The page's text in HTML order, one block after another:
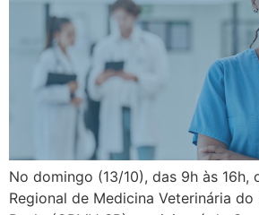
No domingo (13/10), das 9h às 16h,
Regional de Medicina Veterinária do